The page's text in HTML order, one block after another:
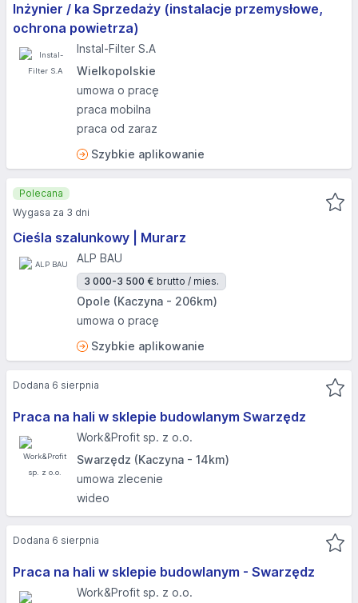
Inżynier / ka Sprzedaży (instalacje przemysłowe,
ochrona powietrza)
Instal-Filter S.A
Wielkopolskie
umowa o pracę
praca mobilna
praca od zaraz
Szybkie aplikowanie
Cieśla szalunkowy | Murarz
ALP BAU
3 000-3 500 € brutto / mies.
Opole (Kaczyna - 206km)
umowa o pracę
Szybkie aplikowanie
Polecana
Wygasa za 3 dni
Praca na hali w sklepie budowlanym Swarzędz
Work&Profit sp. z o.o.
Swarzędz (Kaczyna - 14km)
umowa zlecenie
wideo
Dodana 6 sierpnia
Praca na hali w sklepie budowlanym - Swarzędz
Work&Profit sp. z o.o.
Dodana 6 sierpnia